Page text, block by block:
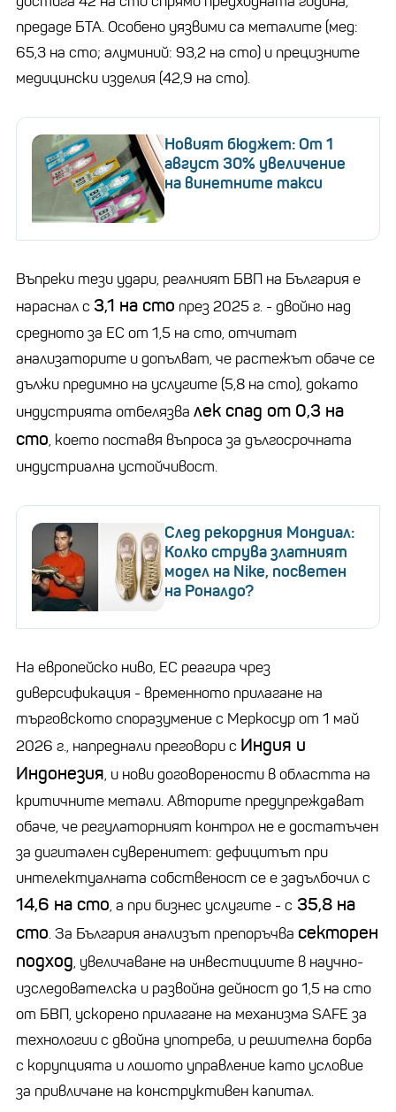
предаде БТА. Особено уязвими са металите (мед:
65,3 на сто; алуминий: 93,2 на сто) и прецизните
медицински изделия (42,9 на сто).
Новият бюджет: От 1
август 30% увеличение
на винетните такси
Въпреки тези удари, реалният БВП на България е
нараснал с 3,1 на сто през 2025 г. - двойно над
средното за ЕС от 1,5 на сто, отчитат
анализаторите и допълват, че растежът обаче се
дължи предимно на услугите (5,8 на сто), докато
индустрията отбелязва лек спад от 0,3 на
сто, което поставя въпроса за дългосрочната
индустриална устойчивост.
След рекордния Мондиал:
Колко струва златният
модел на Nike, посветен
на Роналдо?
На европейско ниво, ЕС реагира чрез
диверсификация - временното прилагане на
търговското споразумение с Меркосур от 1 май
2026 г., напреднали преговори с Индия и
Индонезия, и нови договорености в областта на
критичните метали. Авторите предупреждават
обаче, че регулаторният контрол не е достатъчен
за дигитален суверенитет: дефицитът при
интелектуалната собственост се е задълбочил с
14,6 на сто, а при бизнес услугите - с 35,8 на
сто. За България анализът препоръчва секторен
подход, увеличаване на инвестициите в научно-
изследователска и развойна дейност до 1,5 на сто
от БВП, ускорено прилагане на механизма SAFE за
технологии с двойна употреба, и решителна борба
с корупцията и лошото управление като условие
за привличане на конструктивен капитал.